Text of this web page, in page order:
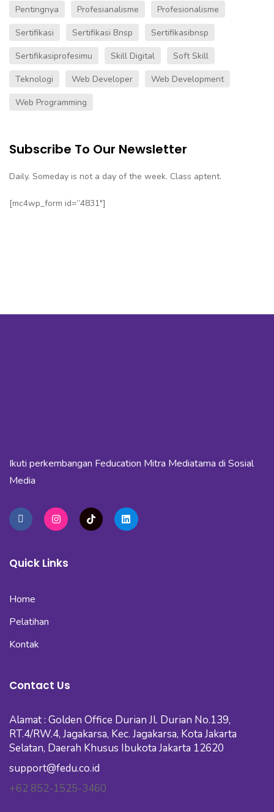
Pentingnya
Profesianalisme
Profesionalisme
Sertifikasi
Sertifikasi Bnsp
Sertifikasibnsp
Sertifikasiprofesimu
Skill Digital
Soft Skill
Teknologi
Web Developer
Web Development
Web Programming
Subscribe To Our Newsletter
Daily. Someday is not a day of the week. Class aptent.
[mc4wp_form id=”4831″]
Ikuti perkembangan Feducation Mitra Mediatama di Sosial
Media
Quick Links
Home
Pelatihan
Kontak
Contact Us
Alamat : Golden Office Durian Jl. Durian No.139,
RT.4/RW.4, Jagakarsa, Kec. Jagakarsa, Kota Jakarta
Selatan, Daerah Khusus Ibukota Jakarta 12620
support@fedu.co.id
+62 852-1525-3460